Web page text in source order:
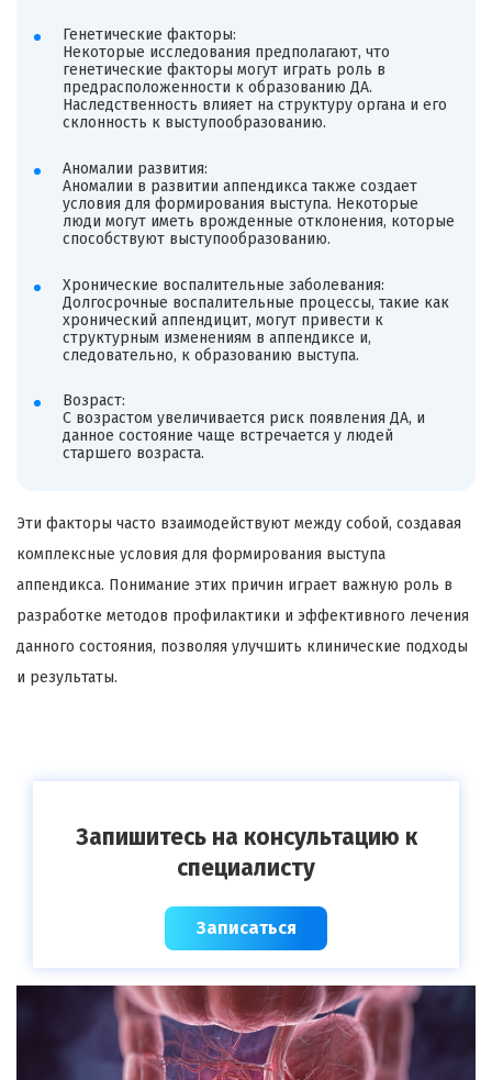
Генетические факторы:
Некоторые исследования предполагают, что
генетические факторы могут играть роль в
предрасположенности к образованию ДА.
Наследственность влияет на структуру органа и его
склонность к выступообразованию.
Аномалии развития:
Аномалии в развитии аппендикса также создает
условия для формирования выступа. Некоторые
люди могут иметь врожденные отклонения, которые
способствуют выступообразованию.
Хронические воспалительные заболевания:
Долгосрочные воспалительные процессы, такие как
хронический аппендицит, могут привести к
структурным изменениям в аппендиксе и,
следовательно, к образованию выступа.
Возраст:
С возрастом увеличивается риск появления ДА, и
данное состояние чаще встречается у людей
старшего возраста.
Эти факторы часто взаимодействуют между собой, создавая
комплексные условия для формирования выступа
аппендикса. Понимание этих причин играет важную роль в
разработке методов профилактики и эффективного лечения
данного состояния, позволяя улучшить клинические подходы
и результаты.
Запишитесь на консультацию к
специалисту
Записаться